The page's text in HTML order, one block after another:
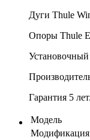
Дуги Thule
Опоры Thule
Гарантия 5 лет.
Модель
Модификация